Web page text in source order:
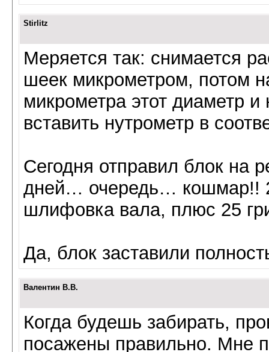
Stirlitz
Меряется так: снимается
шеек микрометром, потом
микрометра этот диаметр
вставить нутрометр в
Сегодня отправил блок на
дней… очередь… кошмар!!
шлифовка вала, плюс 25
Да, блок заставили
Валентин В.В.
Когда будешь забирать,
посажены правильно. Мне